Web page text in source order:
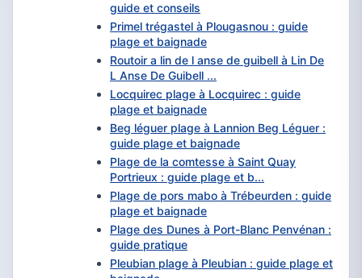
guide et conseils
Primel trégastel à Plougasnou : guide
plage et baignade
Routoir a lin de l anse de guibell à Lin De
L Anse De Guibell ...
Locquirec plage à Locquirec : guide
plage et baignade
Beg léguer plage à Lannion Beg Léguer :
guide plage et baignade
Plage de la comtesse à Saint Quay
Portrieux : guide plage et b...
Plage de pors mabo à Trébeurden : guide
plage et baignade
Plage des Dunes à Port-Blanc Penvénan :
guide pratique
Pleubian plage à Pleubian : guide plage et